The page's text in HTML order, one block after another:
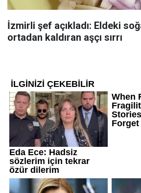
İzmirli şef açıkladı: Eldeki
ortadan kaldıran aşçı sırrı